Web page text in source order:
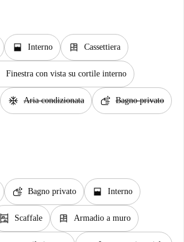
window_open Interno dresser Cassettiera
Finestra con vista su cortile interno
ac_unit Aria condizionata soap Bagno privato
soap Bagno privato window_open Interno
shelves Scaffale dresser Armadio a muro